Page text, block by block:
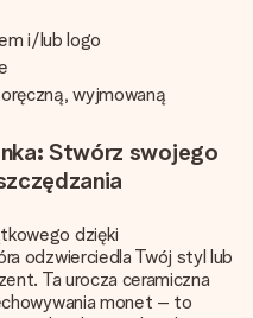
i/lub logo
wyjmowaną
Stwórz swojego
dzięki
odzwierciedla Twój styl lub
Ta urocza ceramiczna
monet – to